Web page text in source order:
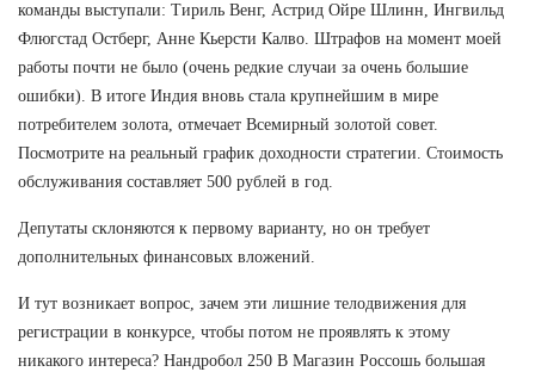
команды выступали: Тириль Венг, Астрид Ойре Шлинн, Ингвильд
Флюгстад Остберг, Анне Кьерсти Калво. Штрафов на момент моей
работы почти не было (очень редкие случаи за очень большие
ошибки). В итоге Индия вновь стала крупнейшим в мире
потребителем золота, отмечает Всемирный золотой совет.
Посмотрите на реальный график доходности стратегии. Стоимость
обслуживания составляет 500 рублей в год.
Депутаты склоняются к первому варианту, но он требует
дополнительных финансовых вложений.
И тут возникает вопрос, зачем эти лишние телодвижения для
регистрации в конкурсе, чтобы потом не проявлять к этому
никакого интереса? Нандробол 250 В Магазин Россошь большая